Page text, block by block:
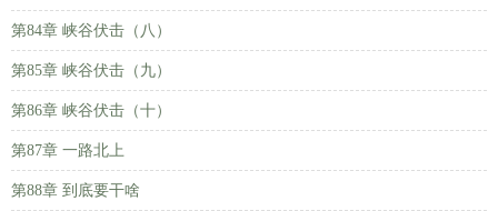
第84章 峡谷伏击（八）
第85章 峡谷伏击（九）
第86章 峡谷伏击（十）
第87章 一路北上
第88章 到底要干啥